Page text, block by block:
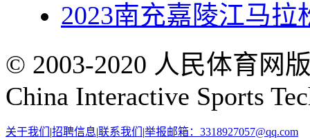
2023南充嘉陵江马拉
© 2003-2020 人民体育网
China Interactive Sports
关于我们 |招聘信息|联系我们 |举报邮箱：3318927057@qq.com